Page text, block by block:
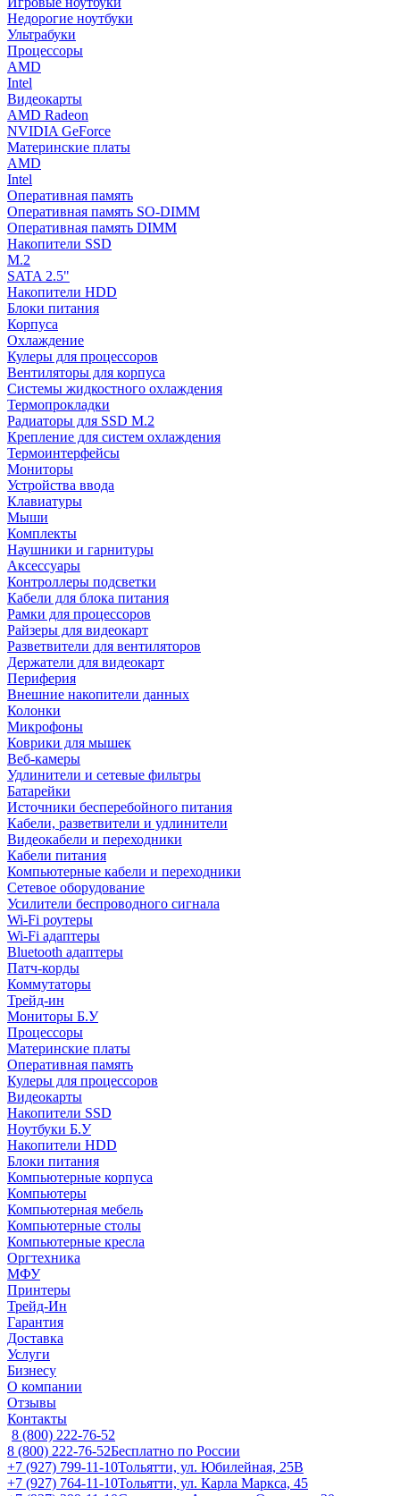
Недорогие ноутбуки
Ультрабуки
Процессоры
AMD
Intel
Видеокарты
AMD Radeon
NVIDIA GeForce
Материнские платы
AMD
Intel
Оперативная память
Оперативная память SO-DIMM
Оперативная память DIMM
Накопители SSD
M.2
SATA 2.5"
Накопители HDD
Блоки питания
Корпуса
Охлаждение
Кулеры для процессоров
Вентиляторы для корпуса
Системы жидкостного охлаждения
Термопрокладки
Радиаторы для SSD M.2
Крепление для систем охлаждения
Термоинтерфейсы
Мониторы
Устройства ввода
Клавиатуры
Мыши
Комплекты
Наушники и гарнитуры
Аксессуары
Контроллеры подсветки
Кабели для блока питания
Рамки для процессоров
Райзеры для видеокарт
Разветвители для вентиляторов
Держатели для видеокарт
Периферия
Внешние накопители данных
Колонки
Микрофоны
Коврики для мышек
Веб-камеры
Удлинители и сетевые фильтры
Батарейки
Источники бесперебойного питания
Кабели, разветвители и удлинители
Видеокабели и переходники
Кабели питания
Компьютерные кабели и переходники
Сетевое оборудование
Усилители беспроводного сигнала
Wi-Fi роутеры
Wi-Fi адаптеры
Bluetooth адаптеры
Патч-корды
Коммутаторы
Трейд-ин
Мониторы Б.У
Процессоры
Материнские платы
Оперативная память
Кулеры для процессоров
Видеокарты
Накопители SSD
Ноутбуки Б.У
Накопители HDD
Блоки питания
Компьютерные корпуса
Компьютеры
Компьютерная мебель
Компьютерные столы
Компьютерные кресла
Оргтехника
МФУ
Принтеры
Трейд-Ин
Гарантия
Доставка
Услуги
Бизнесу
О компании
Отзывы
Контакты
8 (800) 222-76-52
8 (800) 222-76-52Бесплатно по России
+7 (927) 799-11-10Тольятти, ул. Юбилейная, 25В
+7 (927) 764-11-10Тольятти, ул. Карла Маркса, 45